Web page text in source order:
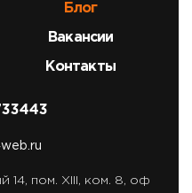
Блог
Вакансии
Контакты
14, пом. XIII, ком. 8, оф